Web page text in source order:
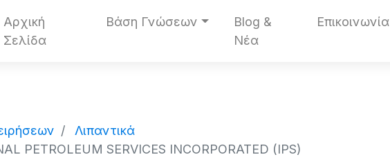
Αρχική
Σελίδα
Βάση Γνώσεων
Blog &
Νέα
Επικοινωνία
Λιπαντικά
PETROLEUM SERVICES INCORPORATED (IPS)